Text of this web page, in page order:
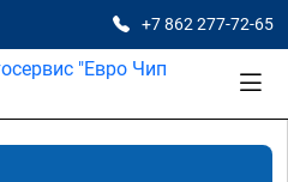
+7 862 277-72-65